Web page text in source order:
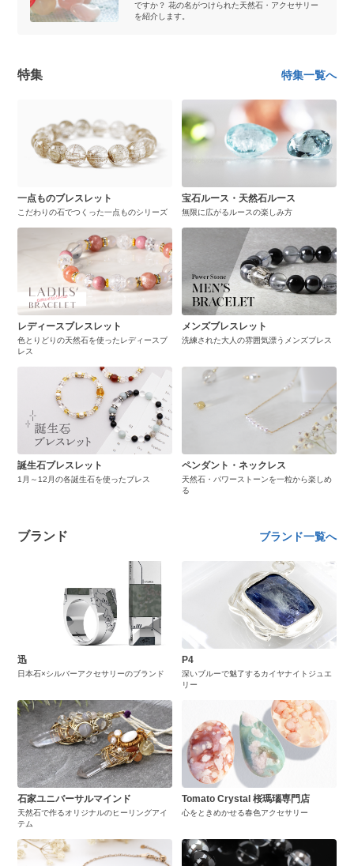
ですか？ 花の名がつけられた天然石・アクセサリー
を紹介します。
特集 特集一覧へ
一点ものブレスレット
こだわりの石でつくった一点ものシリーズ
宝石ルース・天然石ルース
無限に広がるルースの楽しみ方
レディースブレスレット
色とりどりの天然石を使ったレディースブ
レス
メンズブレスレット
洗練された大人の雰囲気漂うメンズブレス
誕生石ブレスレット
1月～12月の各誕生石を使ったブレス
ペンダント・ネックレス
天然石・パワーストーンを一粒から楽しめ
る
ブランド ブランド一覧へ
迅
日本石×シルバーアクセサリーのブランド
P4
深いブルーで魅了するカイヤナイトジュエ
リー
石家ユニバーサルマインド
天然石で作るオリジナルのヒーリングアイ
テム
Tomato Crystal 桜瑪瑙専門店
心をときめかせる春色アクセサリー